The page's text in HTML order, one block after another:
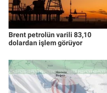
Brent petrolün varili 83,10
dolardan işlem görüyor